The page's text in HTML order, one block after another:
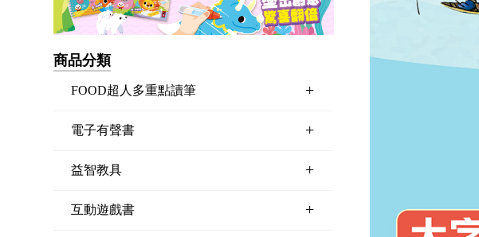
商品分類
FOOD超人多重點讀筆 +
電子有聲書 +
益智教具 +
互動遊戲書 +